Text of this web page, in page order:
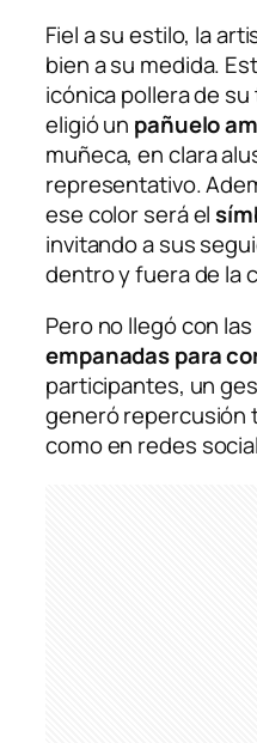
Fiel a su estilo, la
bien a su medida.
icónica pollera de
eligió un pañuelo
muñeca, en clara
representativo.
ese color será el
invitando a sus
dentro y fuera de la
Pero no llegó con
empanadas para
participantes, un
generó repercusión
como en redes